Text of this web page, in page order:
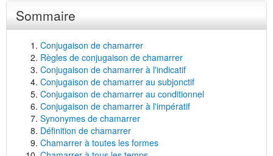
Sommaire
Conjugaison de chamarrer
Règles de conjugaison de chamarrer
Conjugaison de chamarrer à l'indicatif
Conjugaison de chamarrer au subjonctif
Conjugaison de chamarrer au conditionnel
Conjugaison de chamarrer à l'impératif
Synonymes de chamarrer
Définition de chamarrer
Chamarrer à toutes les formes